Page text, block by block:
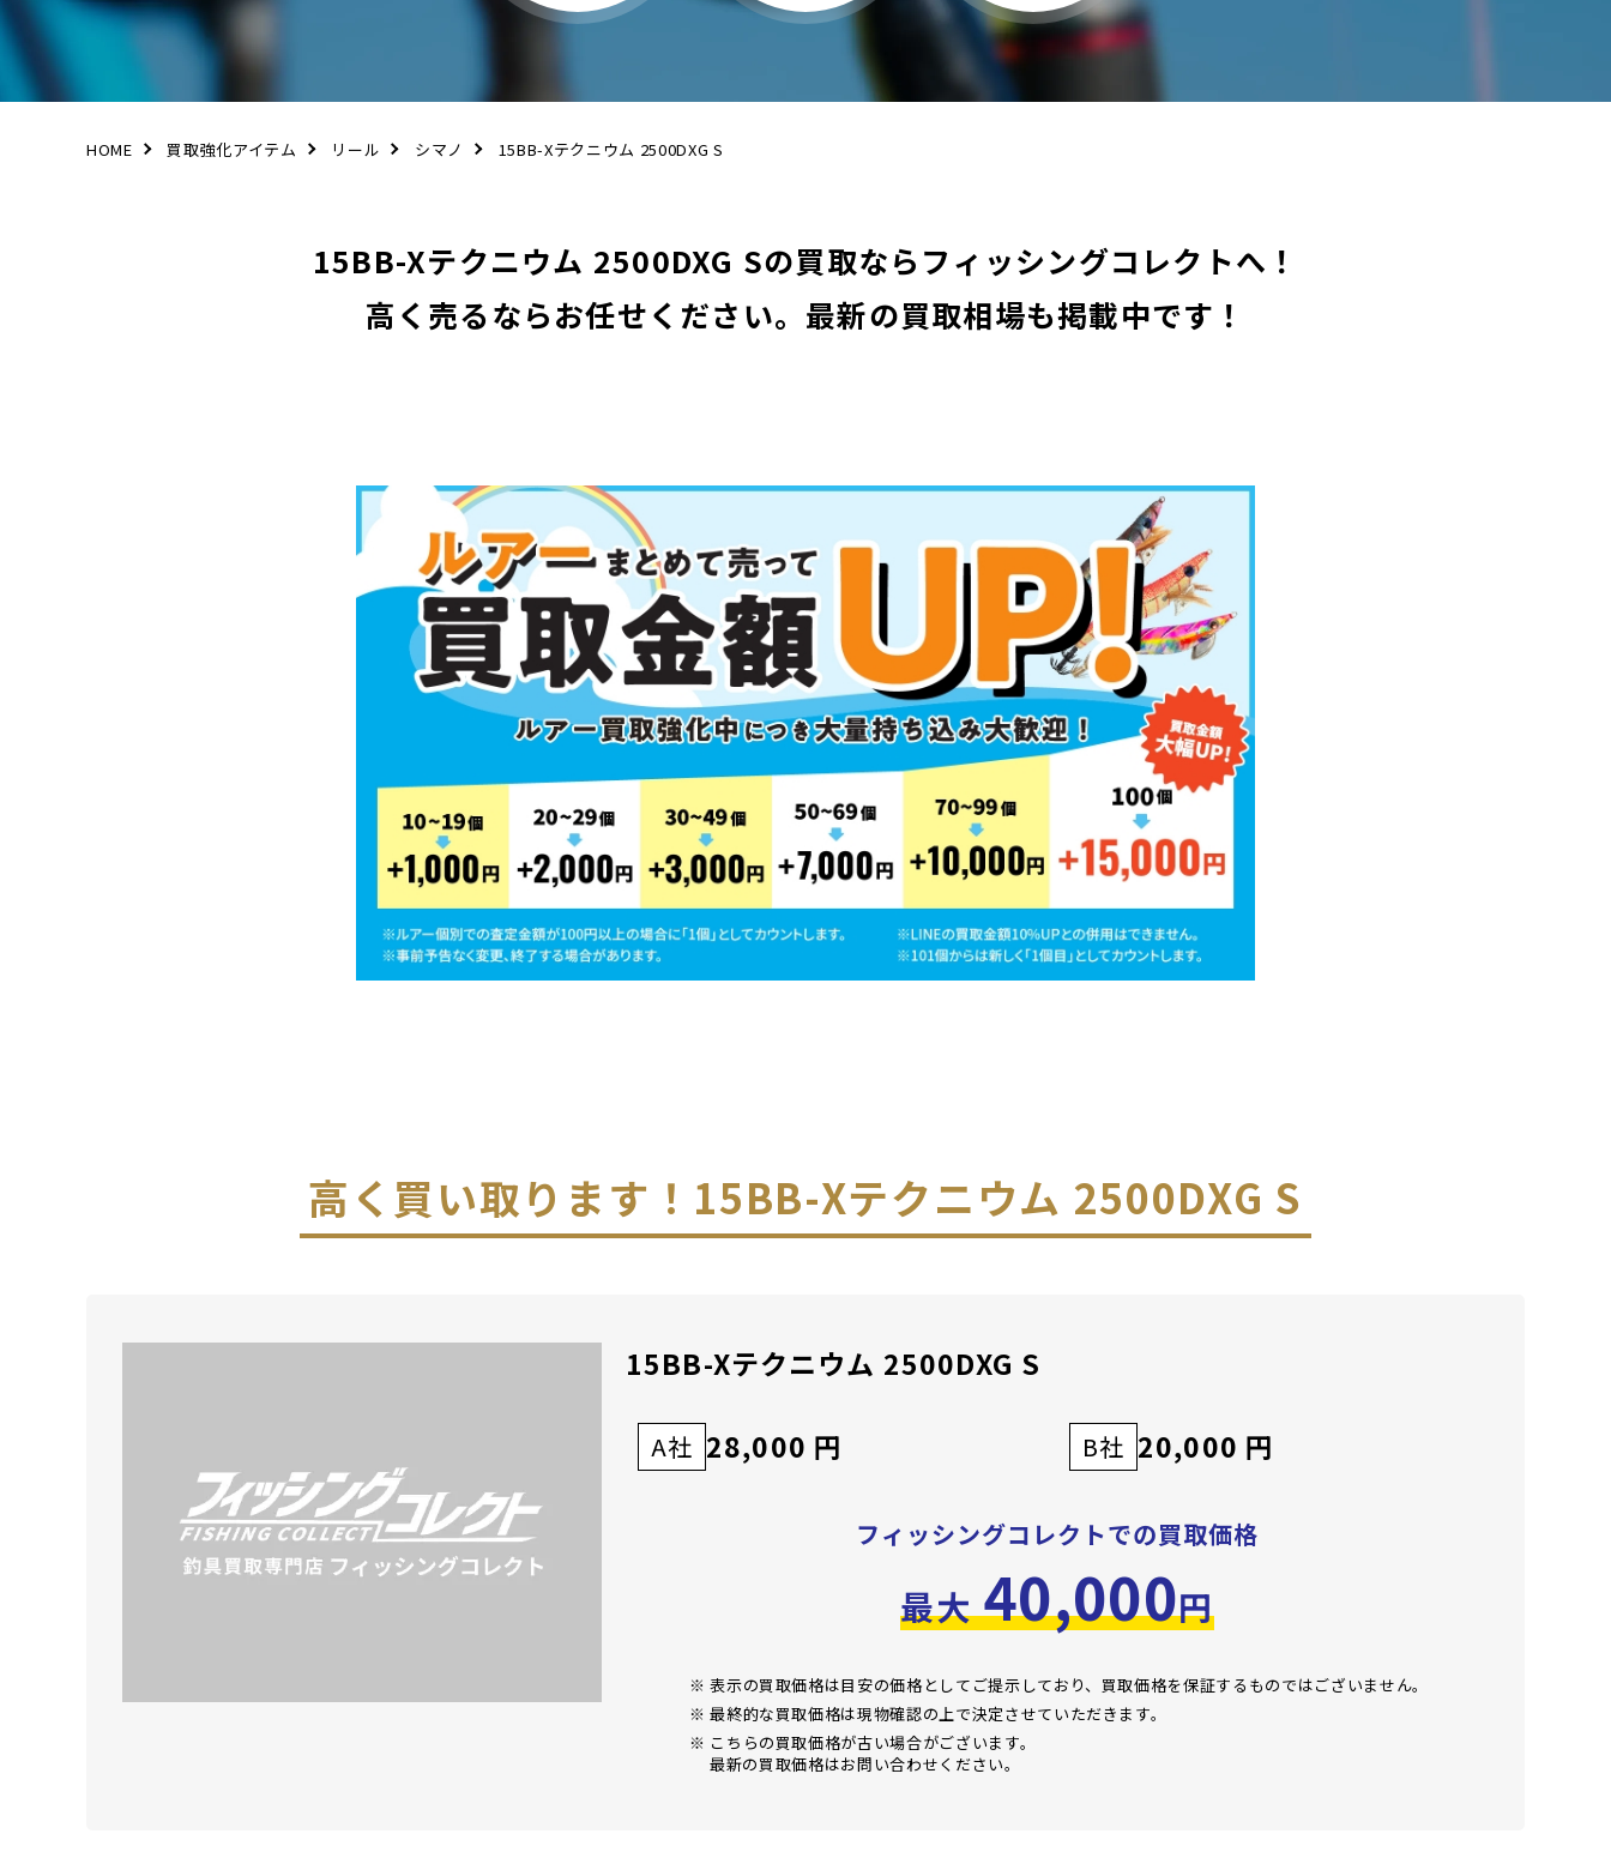
HOME 買取強化アイテム リール シマノ 15BB-Xテクニウム 2500DXG S
15BB-Xテクニウム 2500DXG Sの買取ならフィッシングコレクトへ！
高く売るならお任せください。 最新の買取相場も掲載中です！
高く買い取ります！ 15BB-Xテクニウム 2500DXG S
15BB-Xテクニウム 2500DXG S
A社 28,000 円 B社 20,000 円
フィッシングコレクトでの買取価格
最大 40,000円
※ 表示の買取価格は目安の価格としてご提示しており、買取価格を保証するものではございません。
※ 最終的な買取価格は現物確認の上で決定させていただきます。
※ こちらの買取価格が古い場合がございます。
最新の買取価格はお問い合わせください。